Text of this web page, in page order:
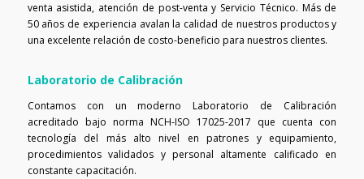
venta asistida, atención de post-venta y Servicio Técnico. Más de
50 años de experiencia avalan la calidad de nuestros productos y
una excelente relación de costo-beneficio para nuestros clientes.
Laboratorio de Calibración
Contamos con un moderno Laboratorio de Calibración
acreditado bajo norma NCH-ISO 17025-2017 que cuenta con
tecnología del más alto nivel en patrones y equipamiento,
procedimientos validados y personal altamente calificado en
constante capacitación.